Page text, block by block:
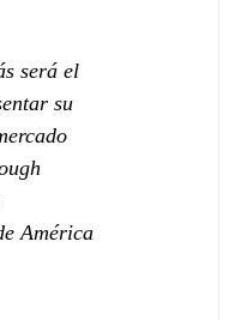
será el
su
América